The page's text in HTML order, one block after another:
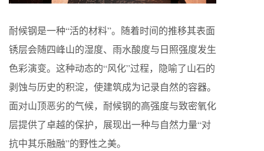
耐候钢是一种“活的材料”。随着时间的推移其表面
锈层会随四峰山的湿度、雨水酸度与日照强度发生
色彩演变。这种动态的“风化”过程，隐喻了山石的
剥蚀与历史的积淀，使建筑成为记录自然的容器。
面对山顶恶劣的气候，耐候钢的高强度与致密氧化
层提供了卓越的保护，展现出一种与自然力量“对
抗中其乐融融”的野性之美。